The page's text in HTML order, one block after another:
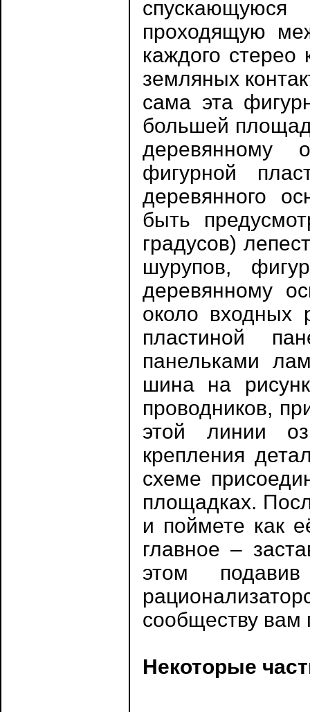
проходящую
каждого
земляных
сама эта
большей
деревянному
фигурной
деревянного
быть
градусов)
шурупов,
деревянному
около входных
пластиной
панельками
шина на
проводников,
этой линии
крепления
схеме
площадках.
и поймете как
главное –
этом
сообществу вам
Некоторые